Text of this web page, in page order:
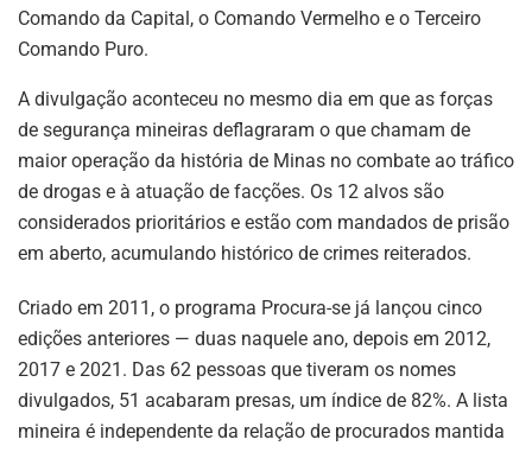
Comando da Capital, o Comando Vermelho e o Terceiro
Comando Puro.
A divulgação aconteceu no mesmo dia em que as forças
de segurança mineiras deflagraram o que chamam de
maior operação da história de Minas no combate ao tráfico
de drogas e à atuação de facções. Os 12 alvos são
considerados prioritários e estão com mandados de prisão
em aberto, acumulando histórico de crimes reiterados.
Criado em 2011, o programa Procura-se já lançou cinco
edições anteriores — duas naquele ano, depois em 2012,
2017 e 2021. Das 62 pessoas que tiveram os nomes
divulgados, 51 acabaram presas, um índice de 82%. A lista
mineira é independente da relação de procurados mantida